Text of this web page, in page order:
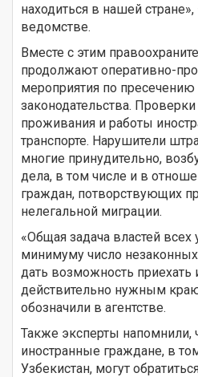
находиться в нашей
ведомстве.
Вместе с этим
продолжают оперативно-
мероприятия по
законодательства.
проживания и работы
транспорте. Нарушители
многие принудительно,
дела, в том числе и в
граждан, потворствующих
нелегальной миграции.
«Общая задача властей всех
минимуму число
дать возможность приехать
действительно нужным
обозначили в агентстве.
Также эксперты напомнили,
иностранные граждане, в
Узбекистан, могут